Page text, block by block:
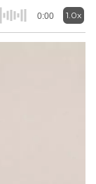
0:00 1.0x